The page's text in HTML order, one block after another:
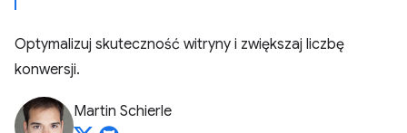
Optymalizuj skuteczność witryny i zwiększaj liczbę
konwersji.
Martin Schierle